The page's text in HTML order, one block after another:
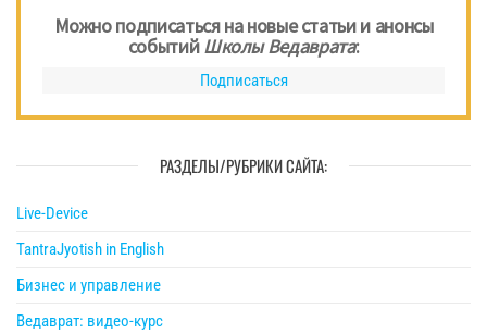
Можно подписаться на новые статьи и анонсы
событийШколы Ведаврата:
Подписаться
РАЗДЕЛЫ/РУБРИКИ САЙТА:
Live-Device
TantraJyotish in English
Бизнес и управление
Ведаврат: видео-курс